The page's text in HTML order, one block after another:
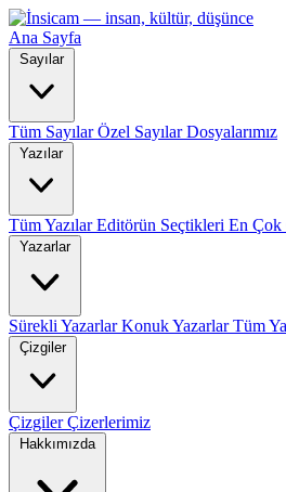
Ana Sayfa
Sayılar
Tüm SayılarÖzel SayılarDosyalarımız
Yazılar
Tüm YazılarEditörün Seçtikleri En Çok
Yazarlar
Sürekli YazarlarKonuk YazarlarTüm
Çizgiler
ÇizgilerÇizerlerimiz
Hakkımızda